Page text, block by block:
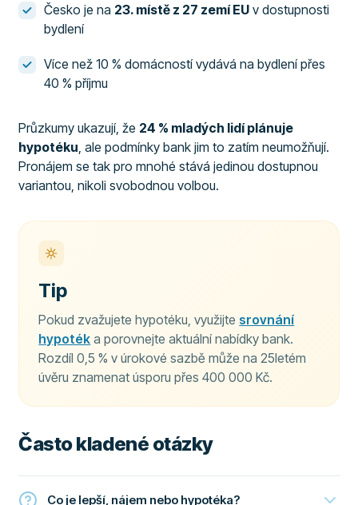
Česko je na 23. místě z 27 zemí EU v dostupnosti
bydlení
Více než 10 % domácností vydává na bydlení přes
40 % příjmu
Průzkumy ukazují, že 24 % mladých lidí plánuje
hypotéku , ale podmínky bank jim to zatím neumožňují.
Pronájem se tak pro mnohé stává jedinou dostupnou
variantou, nikoli svobodnou volbou.
Tip
Pokud zvažujete hypotéku, využijte srovnání
hypoték a porovnejte aktuální nabídky bank.
Rozdíl 0,5 % v úrokové sazbě může na 25letém
úvěru znamenat úsporu přes 400 000 Kč.
Často kladené otázky
Co je lepší, nájem nebo hypotéka?